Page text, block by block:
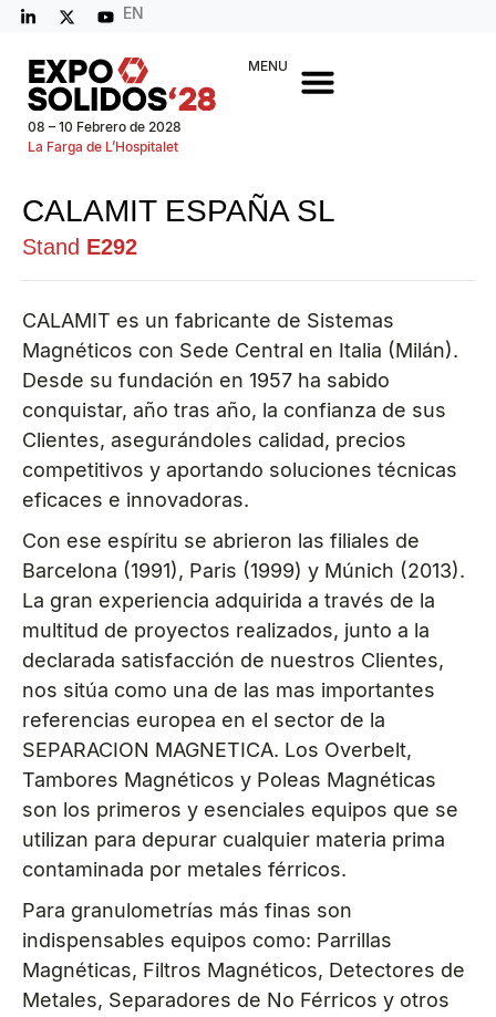
EN
08 – 10 Febrero de 2028
La Farga de L’Hospitalet
MENU
CALAMIT ESPAÑA SL
Stand E292
CALAMIT es un fabricante de Sistemas
Magnéticos con Sede Central en Italia (Milán).
Desde su fundación en 1957 ha sabido
conquistar, año tras año, la confianza de sus
Clientes, asegurándoles calidad, precios
competitivos y aportando soluciones técnicas
eficaces e innovadoras.
Con ese espíritu se abrieron las filiales de
Barcelona (1991), Paris (1999) y Múnich (2013).
La gran experiencia adquirida a través de la
multitud de proyectos realizados, junto a la
declarada satisfacción de nuestros Clientes,
nos sitúa como una de las mas importantes
referencias europea en el sector de la
SEPARACION MAGNETICA. Los Overbelt,
Tambores Magnéticos y Poleas Magnéticas
son los primeros y esenciales equipos que se
utilizan para depurar cualquier materia prima
contaminada por metales férricos.
Para granulometrías más finas son
indispensables equipos como: Parrillas
Magnéticas, Filtros Magnéticos, Detectores de
Metales, Separadores de No Férricos y otros